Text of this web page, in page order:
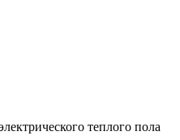
теплого пола